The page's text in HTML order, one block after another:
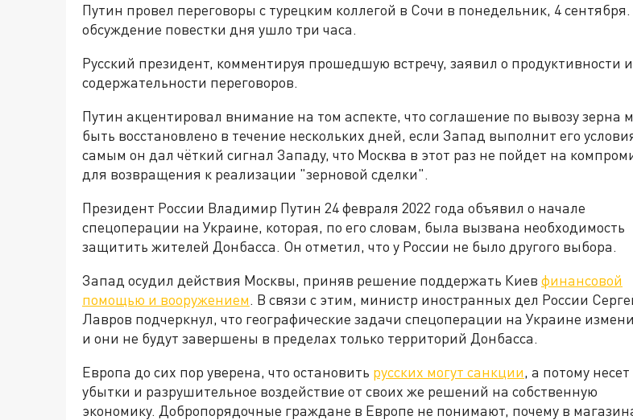
Путин провел переговоры с турецким коллегой в Сочи в понедельник, 4
обсуждение повестки дня ушло три часа.
Русский президент, комментируя прошедшую встречу, заявил о продуктивности и
содержательности переговоров.
Путин акцентировал внимание на том аспекте, что соглашение по вывозу зерна
быть восстановлено в течение нескольких дней, если Запад выполнит его
самым он дал чёткий сигнал Западу, что Москва в этот раз не пойдет на
для возвращения к реализации "зерновой сделки".
Президент России Владимир Путин 24 февраля 2022 года объявил о начале
спецоперации на Украине, которая, по его словам, была вызвана необходимость
защитить жителей Донбасса. Он отметил, что у России не было другого выбора.
Запад осудил действия Москвы, приняв решение поддержать Киев финансовой
помощью и вооружением. В связи с этим, министр иностранных дел России
Лавров подчеркнул, что географические задачи спецоперации на Украине
и они не будут завершены в пределах только территорий Донбасса.
Европа до сих пор уверена, что остановить русских могут санкции, а потому несет
убытки и разрушительное воздействие от своих же решений на собственную
экономику. Добропорядочные граждане в Европе не понимают, почему в